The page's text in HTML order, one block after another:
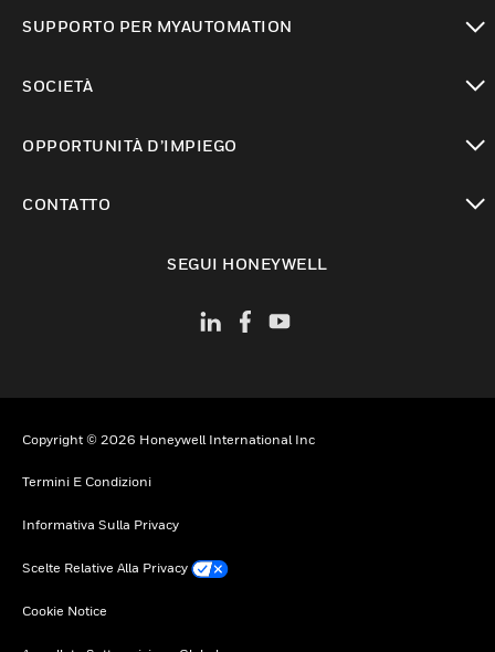
SUPPORTO PER MYAUTOMATION
SOCIETÀ
OPPORTUNITÀ D’IMPIEGO
CONTATTO
SEGUI HONEYWELL
Copyright © 2026 Honeywell International Inc
Termini E Condizioni
Informativa Sulla Privacy
Scelte Relative Alla Privacy
Cookie Notice